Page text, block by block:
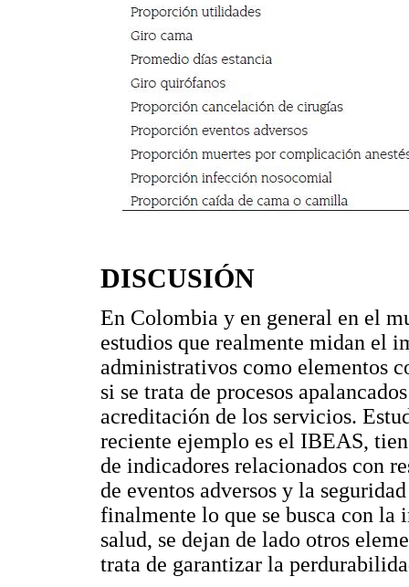
DISCUSIÓN
En Colombia y en general en el
estudios que realmente midan el
administrativos como elementos
si se trata de procesos
acreditación de los servicios.
reciente ejemplo es el IBEAS,
de indicadores relacionados con
de eventos adversos y la
finalmente lo que se busca con la
salud, se dejan de lado otros
trata de garantizar la